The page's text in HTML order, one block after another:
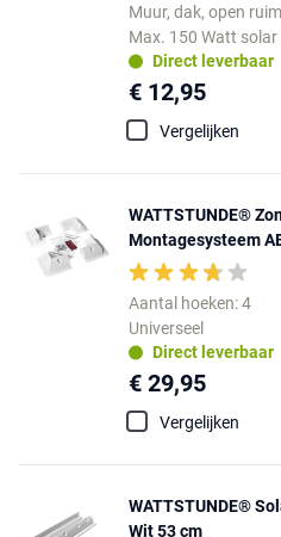
Muur, dak, open
Max. 150 Watt solar
Direct leverbaar
€ 12,95
Vergelijken
WATTSTUNDE®
Montagesysteem
Aantal hoeken: 4
Universeel
Direct leverbaar
€ 29,95
Vergelijken
WATTSTUNDE®
Wit 53 cm